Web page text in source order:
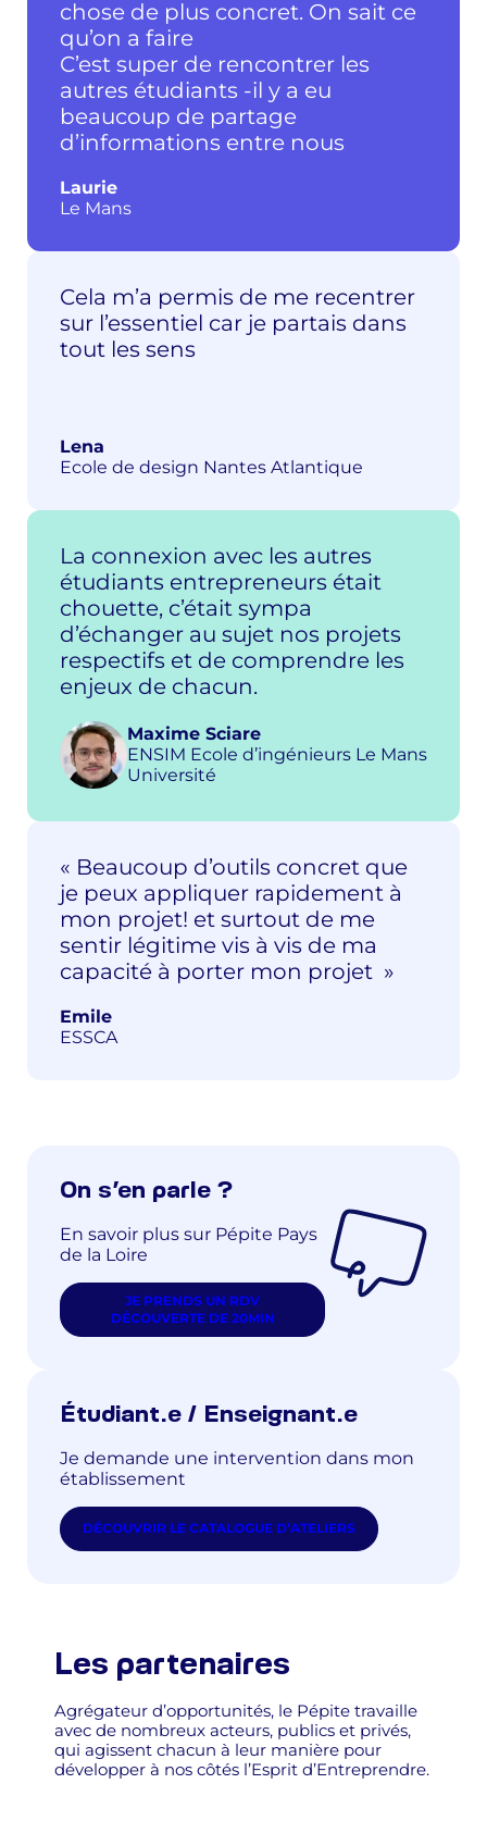
Cela m’a permis de me recentrer
sur l’essentiel car je partais dans
tout les sens
Lena
Ecole de design Nantes Atlantique
La connexion avec les autres
étudiants entrepreneurs était
chouette, c’était sympa
d’échanger au sujet nos projets
respectifs et de comprendre les
enjeux de chacun.
Maxime Sciare
ENSIM Ecole d’ingénieurs Le Mans
Université
« Beaucoup d’outils concret que
je peux appliquer rapidement à
mon projet! et surtout de me
sentir légitime vis à vis de ma
capacité à porter mon projet »
Emile
ESSCA
chose de plus concret. On sait ce
qu’on a faire
C’est super de rencontrer les
autres étudiants -il y a eu
beaucoup de partage
d’informations entre nous
Laurie
Le Mans
On s’en parle ?
En savoir plus sur Pépite Pays
de la Loire
JE PRENDS UN RDV
DÉCOUVERTE DE 20MIN
Étudiant.e / Enseignant.e
Je demande une intervention dans mon
établissement
DÉCOUVRIR LE CATALOGUE D’ATELIERS
Les partenaires
Agrégateur d’opportunités, le Pépite travaille
avec de nombreux acteurs, publics et privés,
qui agissent chacun à leur manière pour
développer à nos côtés l’Esprit d’Entreprendre.